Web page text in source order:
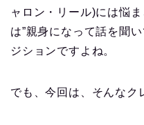
ャロン・リール)には悩
は”親身になって話を聞
ジションですよね。
でも、今回は、そんなク